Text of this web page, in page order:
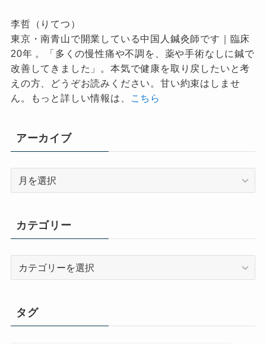
李哲（りてつ）
東京・南青山で開業している中国人鍼灸師です｜臨床
20年 。「多くの慢性痛や不調を、薬や手術なしに鍼で
改善してきました」。本気で健康を取り戻したいと考
えの方、どうぞお読みください。甘い約束はしませ
ん。もっと詳しい情報は、
こちら
アーカイブ
ブ
カテゴリー
ー
タグ